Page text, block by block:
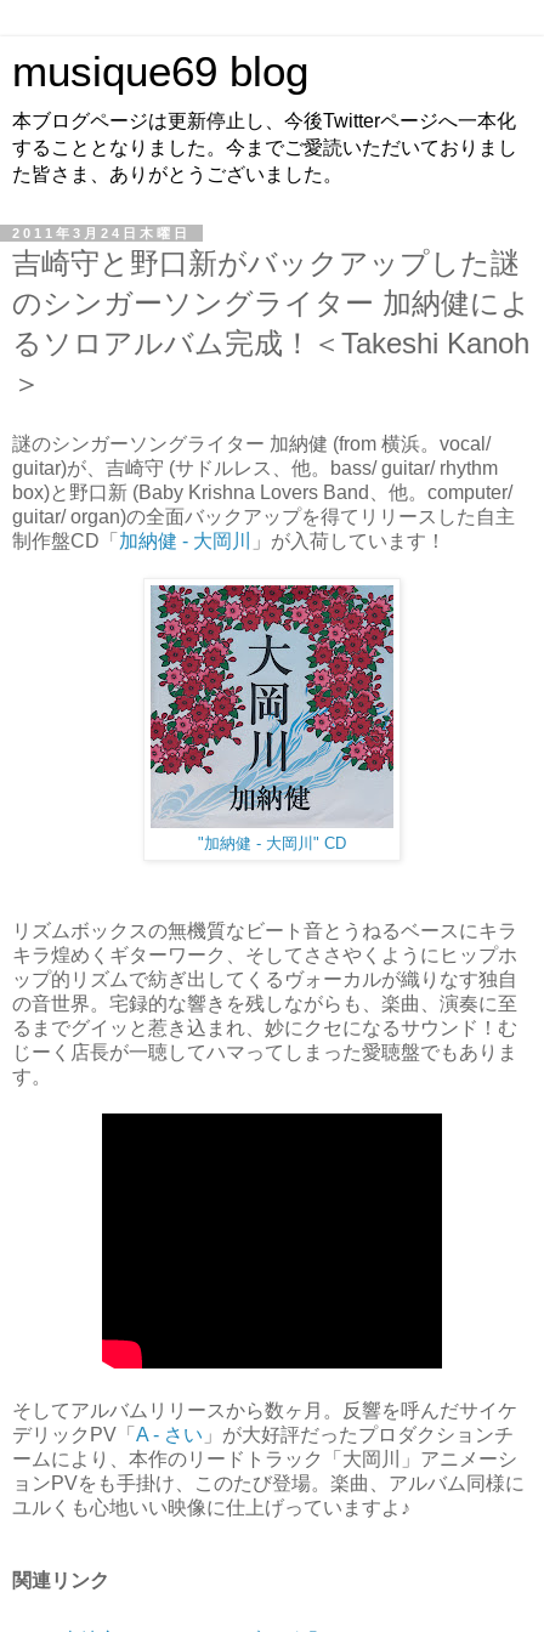
musique69 blog
本ブログページは更新停止し、今後Twitterページへ一本化
することとなりました。今までご愛読いただいておりまし
た皆さま、ありがとうございました。
2011年3月24日木曜日
吉崎守と野口新がバックアップした謎
のシンガーソングライター 加納健によ
るソロアルバム完成！＜Takeshi Kanoh
＞
謎のシンガーソングライター 加納健 (from 横浜。vocal/
guitar)が、吉崎守 (サドルレス、他。bass/ guitar/ rhythm
box)と野口新 (Baby Krishna Lovers Band、他。computer/
guitar/ organ)の全面バックアップを得てリリースした自主
制作盤CD「 加納健 - 大岡川 」が入荷しています！
"加納健 - 大岡川" CD
リズムボックスの無機質なビート音とうねるベースにキラ
キラ煌めくギターワーク、そしてささやくようにヒップホ
ップ的リズムで紡ぎ出してくるヴォーカルが織りなす独自
の音世界。宅録的な響きを残しながらも、楽曲、演奏に至
るまでグイッと惹き込まれ、妙にクセになるサウンド！む
じーく店長が一聴してハマってしまった愛聴盤でもありま
す。
そしてアルバムリリースから数ヶ月。反響を呼んだサイケ
デリックPV「 A - さい 」が大好評だったプロダクションチ
ームにより、本作のリードトラック「大岡川」アニメーシ
ョンPVをも手掛け、このたび登場。楽曲、アルバム同様に
ユルくも心地いい映像に仕上げっていますよ♪
関連リンク